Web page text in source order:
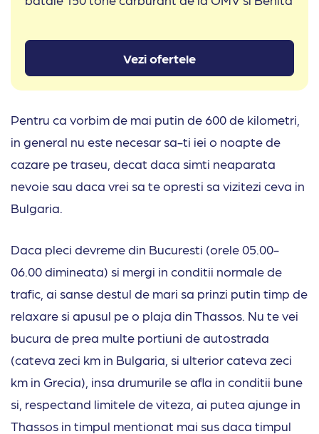
Vezi ofertele
Pentru ca vorbim de mai putin de 600 de kilometri,
in general nu este necesar sa-ti iei o noapte de
cazare pe traseu, decat daca simti neaparata
nevoie sau daca vrei sa te opresti sa vizitezi ceva in
Bulgaria.
Daca pleci devreme din Bucuresti (orele 05.00-
06.00 dimineata) si mergi in conditii normale de
trafic, ai sanse destul de mari sa prinzi putin timp de
relaxare si apusul pe o plaja din Thassos. Nu te vei
bucura de prea multe portiuni de autostrada
(cateva zeci km in Bulgaria, si ulterior cateva zeci
km in Grecia), insa drumurile se afla in conditii bune
si, respectand limitele de viteza, ai putea ajunge in
Thassos in timpul mentionat mai sus daca timpul